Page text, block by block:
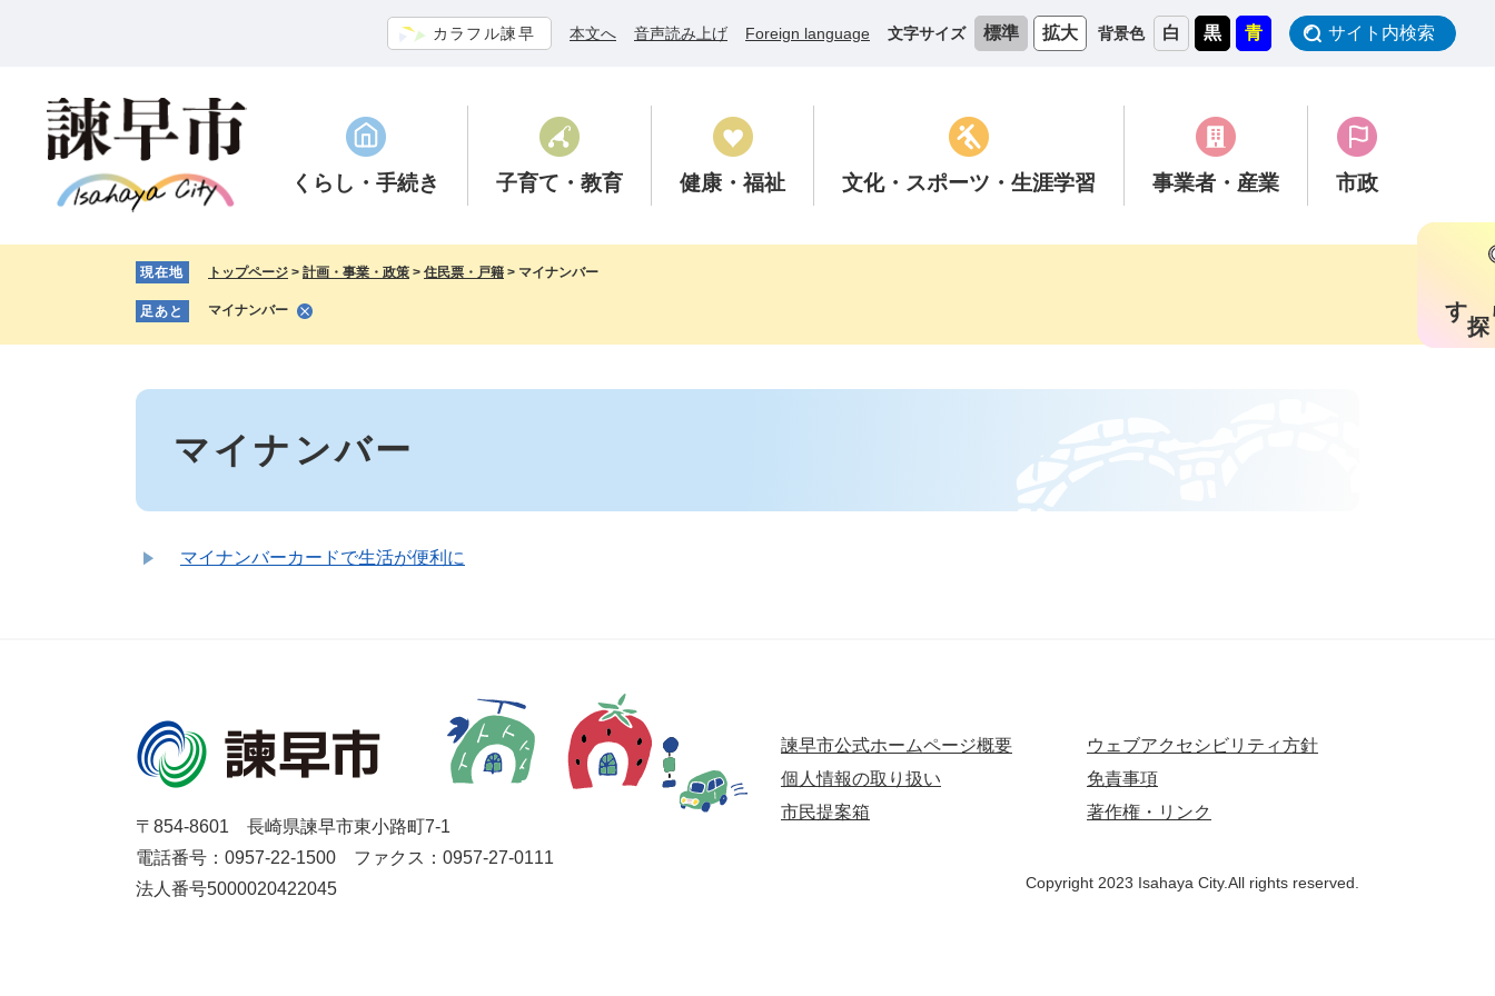
カラフル諫早 本文へ 音声読み上げ Foreign language 文字サイズ 標準 拡大 背景色 白 黒 青 サイト内検索
くらし ・手続き 子育て ・教育 健康 ・福祉 文化・スポーツ ・生涯学習 事業者 ・産業 市政
す
現在地 トップページ > 計画・事業・政策 > 住民票・戸籍 > マイナンバー
足あと マイナンバー
本
マイナンバー
マイナンバーカードで生活が便利に
〒854-8601 長崎県諫早市東小路町7-1
電話番号：0957-22-1500
ファクス：0957-27-0111
法人番号5000020422045
諫早市公式ホームページ概要
ウェブアクセシビリティ方針
個人情報の取り扱い
免責事項
市民提案箱
著作権・リンク
Copyright 2023 Isahaya City.All rights reserved.